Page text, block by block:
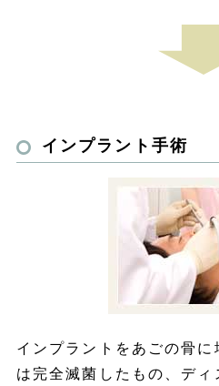
インプラント手術
インプラントをあごの骨
は完全滅菌したもの、デ